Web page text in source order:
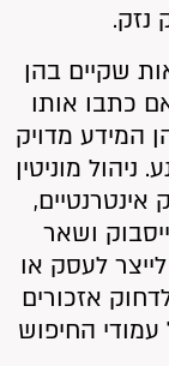
נזק.
שקיים בהן
כתבו אותו
המידע מדויק
ניהול מוניטין
ושאר
לעסק או
אזכורים
החיפוש